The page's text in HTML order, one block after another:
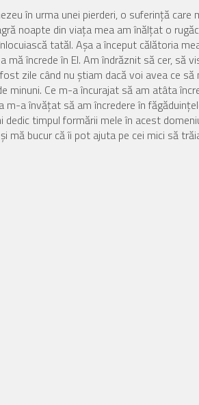
urma unei pierderi, o suferinţă care
noapte din viaţa mea am înălţat o
tatăl. Aşa a început călătoria
încrede în El. Am îndrăznit să cer, să
zile când nu ştiam dacă voi avea ce
minuni. Ce m-a încurajat să am atâta
m-a învăţat să am încredere în
timpul formării mele în acest
mă bucur că îi pot ajuta pe cei mici să